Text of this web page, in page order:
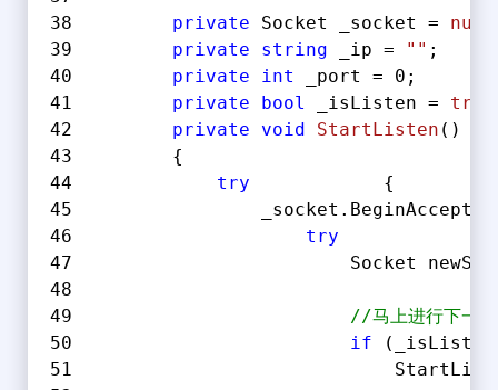
private Socket _socket = null
private
string _ip = "" ;
private
int _port = 0 ;
private
bool _isListen = true
private
void StartListen ( )
        {
try
            {
try
Socket
//马上进行下一
if